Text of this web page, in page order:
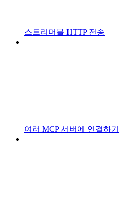
스트리머블 HTTP 전송
여러 MCP 서버에 연결하기